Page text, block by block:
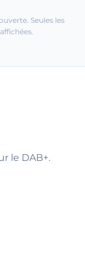
Seules les
le DAB+.